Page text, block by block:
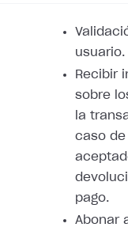
usuario.
Recibir
sobre
la
caso de
pago.
Abonar